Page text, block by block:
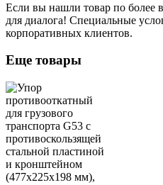
Если вы нашли товар по более
для диалога! Специальные
корпоративных клиентов.
Еще товары